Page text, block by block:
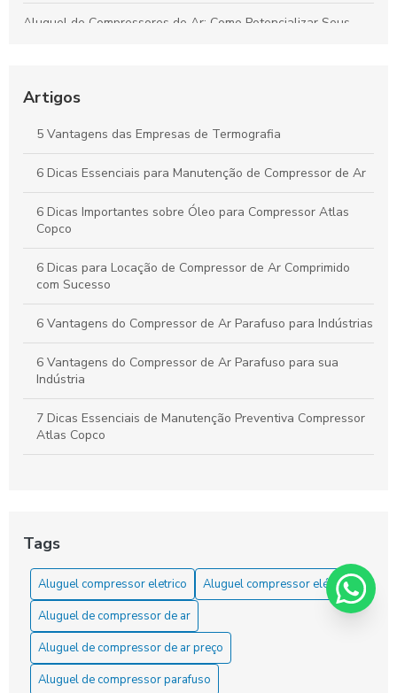
Aluguel de Compressores de Ar: Como Potencializar Seus
Eficiência e Resultados Comprovados
Aprenda Técnicas Comprovadas para Aumentar Sua
Produtividade de Forma Prática e Duradoura
Como o Aluguel de Compressores de Ar Impulsiona a
Eficiência e Reduz Custos no Seu Negócio
Artigos
5 Vantagens das Empresas de Termografia
6 Dicas Essenciais para Manutenção de Compressor de Ar
6 Dicas Importantes sobre Óleo para Compressor Atlas
Copco
6 Dicas para Locação de Compressor de Ar Comprimido
com Sucesso
6 Vantagens do Compressor de Ar Parafuso para Indústrias
6 Vantagens do Compressor de Ar Parafuso para sua
Indústria
7 Dicas Essenciais de Manutenção Preventiva Compressor
Atlas Copco
A locação de compressor de ar comprimido: a solução
econômica para suas necessidades!
Aluguel de compressor de ar é a solução ideal para suas
necessidades de pressão e eficiência
Aluguel de compressor de ar para projetos: como escolher
o ideal
Tags
Aluguel compressor eletrico
Aluguel compressor elétrico
Aluguel de compressor de ar
Aluguel de compressor de ar preço
Aluguel de compressor parafuso